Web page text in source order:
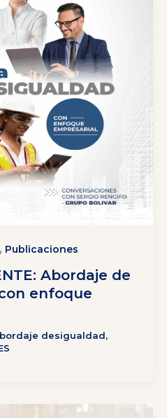
, Publicaciones
Abordaje de
enfoque
desigualdad,